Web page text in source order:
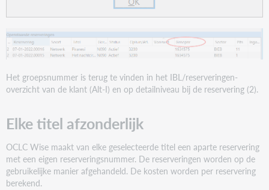
Het groepsnummer is terug te vinden in het IBL/reserveringen-
overzicht van de klant (Alt-I) en op detailniveau bij de reservering (2).
Elke titel afzonderlijk
OCLC Wise maakt van elke geselecteerde titel een aparte reservering
met een eigen reserveringsnummer. De reserveringen worden op de
gebruikelijke manier afgehandeld. De kosten worden per reservering
berekend.